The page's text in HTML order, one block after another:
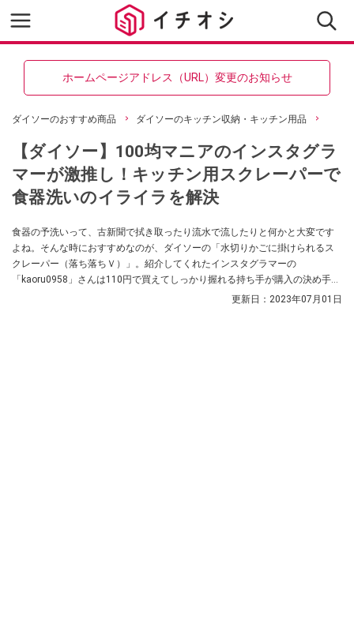
ホームページアドレス（URL）変更のお知らせ
ダイソーのおすすめ商品 ダイソーのキッチン収納・キッチン用品
【ダイソー】100均マニアのインスタグラ
マーが激推し！キッチン用スクレーパーで
食器洗いのイライラを解決
食器の予洗いって、古新聞で拭き取ったり流水で流したりと何かと大変です
よね。そんな時におすすめなのが、ダイソーの「水切りかごに掛けられるス
クレーパー（落ち落ちＶ）」。紹介してくれたインスタグラマーの
「kaoru0958」さんは110円で買えてしっかり握れる持ち手が購入の決め手だ
更新日： 2023年07月01日